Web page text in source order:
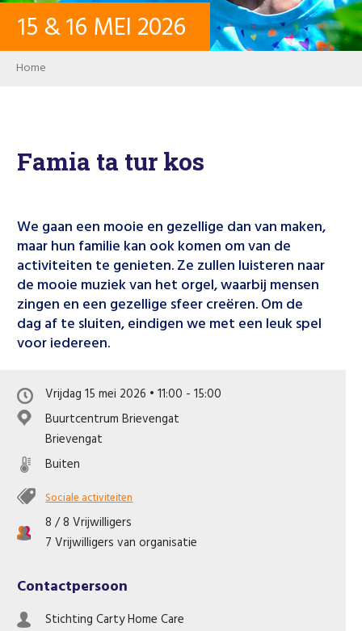
CONTACT
Zoeken
15 &16 MEI 2026
Breadcrumb
Home
Famia ta tur kos
We gaan een mooie en gezellige dan van maken,
maar hun familie kan ook komen om van de
activiteiten te genieten. Ze zullen luisteren naar
de mooie muziek van het orgel, waarbij mensen
zingen en een gezellige sfeer creëren. Om de
dag af te sluiten, eindigen we met een leuk spel
voor iedereen.
Vrijdag 15 mei 2026 • 11:00 - 15:00
Buurtcentrum Brievengat
Brievengat
Buiten
Sociale activiteiten
8 / 8 Vrijwilligers
7 Vrijwilligers van organisatie
Contactpersoon
Stichting Carty Home Care